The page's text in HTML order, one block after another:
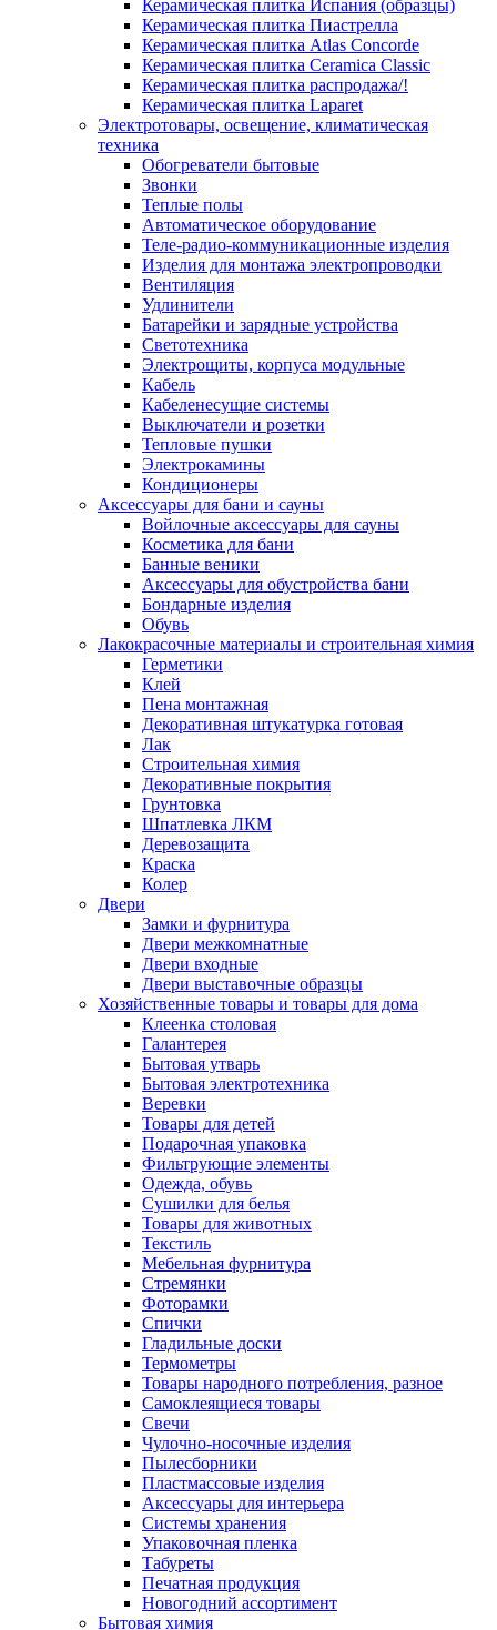
Керамическая плитка Испания (образцы)
Керамическая плитка Пиастрелла
Керамическая плитка Atlas Concorde
Керамическая плитка Ceramica Classic
Керамическая плитка распродажа/!
Керамическая плитка Laparet
Электротовары, освещение, климатическая
техника
Обогреватели бытовые
Звонки
Теплые полы
Автоматическое оборудование
Теле-радио-коммуникационные изделия
Изделия для монтажа электропроводки
Вентиляция
Удлинители
Батарейки и зарядные устройства
Светотехника
Электрощиты, корпуса модульные
Кабель
Кабеленесущие системы
Выключатели и розетки
Тепловые пушки
Электрокамины
Кондиционеры
Аксессуары для бани и сауны
Войлочные аксессуары для сауны
Косметика для бани
Банные веники
Аксессуары для обустройства бани
Бондарные изделия
Обувь
Лакокрасочные материалы и строительная химия
Герметики
Клей
Пена монтажная
Декоративная штукатурка готовая
Лак
Строительная химия
Декоративные покрытия
Грунтовка
Шпатлевка ЛКМ
Деревозащита
Краска
Колер
Двери
Замки и фурнитура
Двери межкомнатные
Двери входные
Двери выставочные образцы
Хозяйственные товары и товары для дома
Клеенка столовая
Галантерея
Бытовая утварь
Бытовая электротехника
Веревки
Товары для детей
Подарочная упаковка
Фильтрующие элементы
Одежда, обувь
Сушилки для белья
Товары для животных
Текстиль
Мебельная фурнитура
Стремянки
Фоторамки
Спички
Гладильные доски
Термометры
Товары народного потребления, разное
Самоклеящиеся товары
Свечи
Чулочно-носочные изделия
Пылесборники
Пластмассовые изделия
Аксессуары для интерьера
Системы хранения
Упаковочная пленка
Табуреты
Печатная продукция
Новогодний ассортимент
Бытовая химия